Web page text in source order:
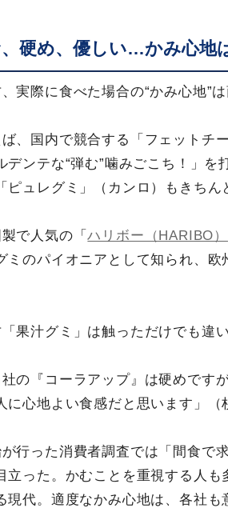
硬め、優しい…かみ心地
実際に食べた場合の“かみ心地”
、国内で競合する「フェットチ
デンテな“弾む”噛みごこち！」
ピュレグミ」（カンロ）もきちん
で人気の「ハリボー（HARIBO）
ミのパイオニアとして知られ、
果汁グミ」は触っただけでも違
社の『コーラアップ』は硬めです
に心地よい食感だと思います」（
行った消費者調査では「間食で
立った。かむことを重視する人も
現代。適度なかみ心地は、各社も